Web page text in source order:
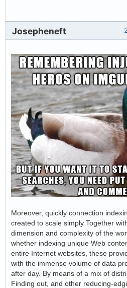
Josepheneft
Moreover, quickly connection
created to scale simply Together
dimension and complexity of the
whether indexing unique Web
entire Internet websites, these
with the immense volume of data
after day. By means of a mix of
Finding out, and other reducing-